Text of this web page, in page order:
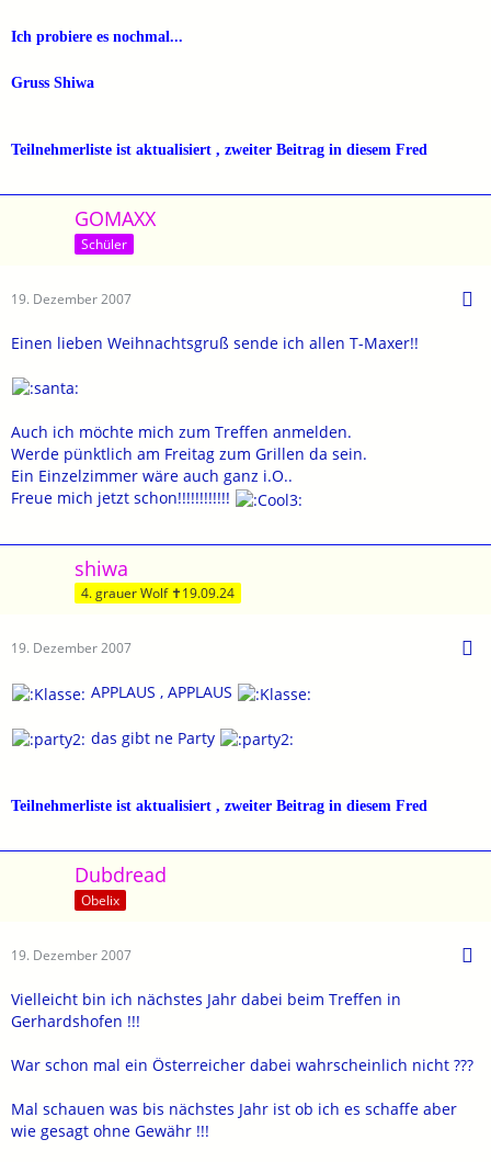
Ich probiere es nochmal...
Gruss Shiwa
Teilnehmerliste ist aktualisiert , zweiter Beitrag in diesem Fred
GOMAXX
Schüler
19. Dezember 2007
Einen lieben Weihnachtsgruß sende ich allen T-Maxer!!
Auch ich möchte mich zum Treffen anmelden.
Werde pünktlich am Freitag zum Grillen da sein.
Ein Einzelzimmer wäre auch ganz i.O..
Freue mich jetzt schon!!!!!!!!!!!!
shiwa
4. grauer Wolf ✝19.09.24
19. Dezember 2007
APPLAUS , APPLAUS
das gibt ne Party
Teilnehmerliste ist aktualisiert , zweiter Beitrag in diesem Fred
Dubdread
Obelix
19. Dezember 2007
Vielleicht bin ich nächstes Jahr dabei beim Treffen in
Gerhardshofen !!!
War schon mal ein Österreicher dabei wahrscheinlich nicht ???
Mal schauen was bis nächstes Jahr ist ob ich es schaffe aber
wie gesagt ohne Gewähr !!!